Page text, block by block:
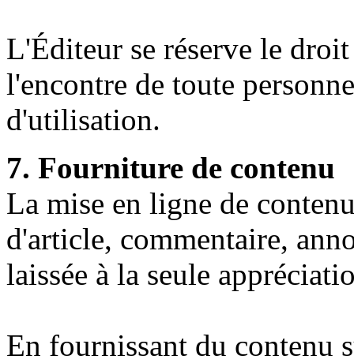
L'Éditeur se réserve le
l'encontre de toute
d'utilisation.
7. Fourniture de contenu
La mise en ligne de
d'article, commentaire,
laissée à la seule
En fournissant du contenu